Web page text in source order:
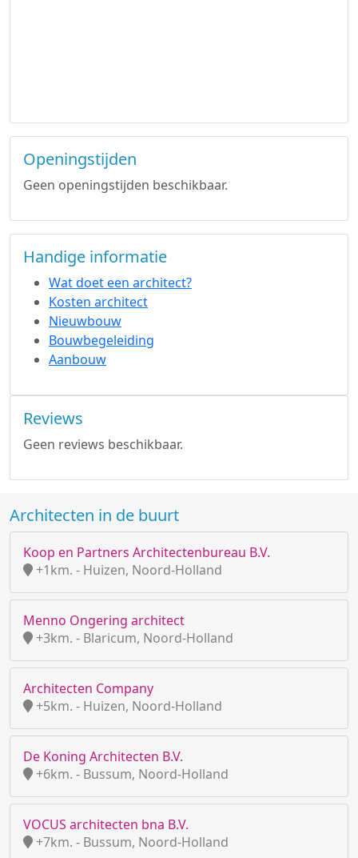
Openingstijden
Geen openingstijden beschikbaar.
Handige informatie
Wat doet een architect?
Kosten architect
Nieuwbouw
Bouwbegeleiding
Aanbouw
Reviews
Geen reviews beschikbaar.
Architecten in de buurt
Koop en Partners Architectenbureau B.V.
+1km. - Huizen, Noord-Holland
Menno Ongering architect
+3km. - Blaricum, Noord-Holland
Architecten Company
+5km. - Huizen, Noord-Holland
De Koning Architecten B.V.
+6km. - Bussum, Noord-Holland
VOCUS architecten bna B.V.
+7km. - Bussum, Noord-Holland